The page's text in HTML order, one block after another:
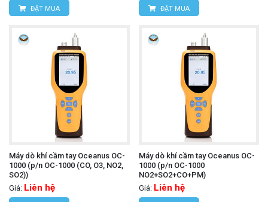
ĐẶT MUA ĐẶT MUA
Máy dò khí cầm tay Oceanus OC-
1000 (p/n OC-1000 (CO, O3, NO2,
SO2))
Giá: Liên hệ
Máy dò khí cầm tay Oceanus OC-
1000 (p/n OC-1000
NO2+SO2+CO+PM)
Giá: Liên hệ